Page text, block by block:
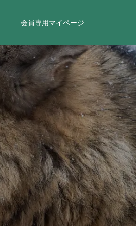
会員専用マイページ